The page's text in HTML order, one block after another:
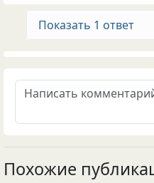
Показать 1 ответ
Похожие